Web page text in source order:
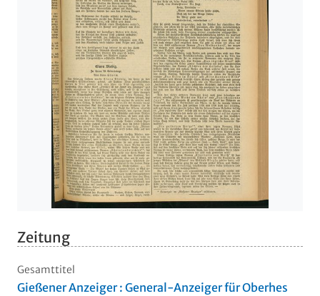
Zeitung
Gesamttitel
Gießener Anzeiger : General-Anzeiger für Oberhes